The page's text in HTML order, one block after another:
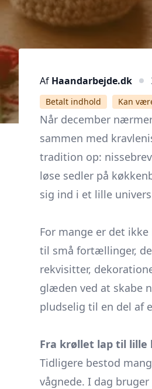
Af Haandarbejde.dk
Betalt indhold Kan
Når december
sammen med
tradition op:
løse sedler på
sig ind i et lille
For mange er det
til små fortællinger,
rekvisitter,
glæden ved at skabe
pludselig til en del af
Fra krøllet lap til
Tidligere bestod
vågnede. I dag